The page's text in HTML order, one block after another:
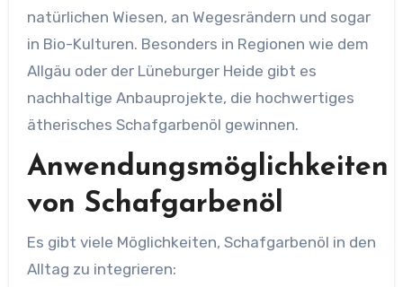
natürlichen Wiesen, an Wegesrändern und sogar
in Bio-Kulturen. Besonders in Regionen wie dem
Allgäu oder der Lüneburger Heide gibt es
nachhaltige Anbauprojekte, die hochwertiges
ätherisches Schafgarbenöl gewinnen.
Anwendungsmöglichkeiten
von Schafgarbenöl
Es gibt viele Möglichkeiten, Schafgarbenöl in den
Alltag zu integrieren: